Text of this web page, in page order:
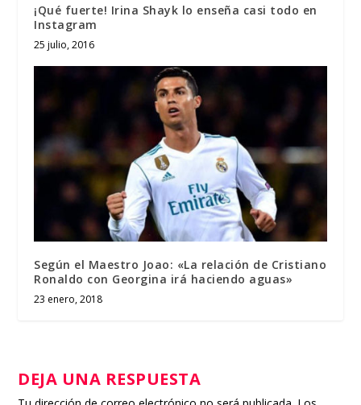
¡Qué fuerte! Irina Shayk lo enseña casi todo en
Instagram
25 julio, 2016
Según el Maestro Joao: «La relación de Cristiano
Ronaldo con Georgina irá haciendo aguas»
23 enero, 2018
DEJA UNA RESPUESTA